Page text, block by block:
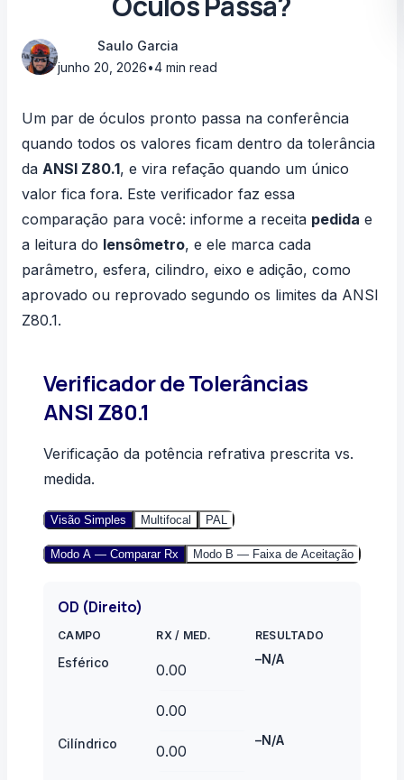
Saulo Garcia
junho 20, 2026•4 min read
Um par de óculos pronto passa na conferência
quando todos os valores ficam dentro da tolerância
da ANSI Z80.1, e vira refação quando um único
valor fica fora. Este verificador faz essa
comparação para você: informe a receita pedida e
a leitura do lensômetro, e ele marca cada
parâmetro, esfera, cilindro, eixo e adição, como
aprovado ou reprovado segundo os limites da ANSI
Z80.1.
Verificador de Tolerâncias
ANSI Z80.1
Verificação da potência refrativa prescrita vs.
medida.
Visão Simples Multifocal PAL
Modo A — Comparar Rx Modo B — Faixa de Aceitação
OD (Direito)
CAMPO RX/ MED. RESULTADO
Esférico –N/A
Cilíndrico –N/A